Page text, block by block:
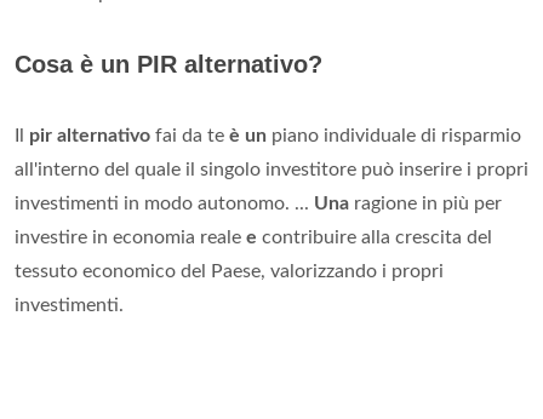
Cosa è un PIR alternativo?
pir alternativo fai da te è un piano individuale di risparmio
all'interno del quale il singolo investitore può inserire i propri
investimenti in modo autonomo. ... Una ragione in più per
investire in economia reale e contribuire alla crescita del
tessuto economico del Paese, valorizzando i propri
investimenti.